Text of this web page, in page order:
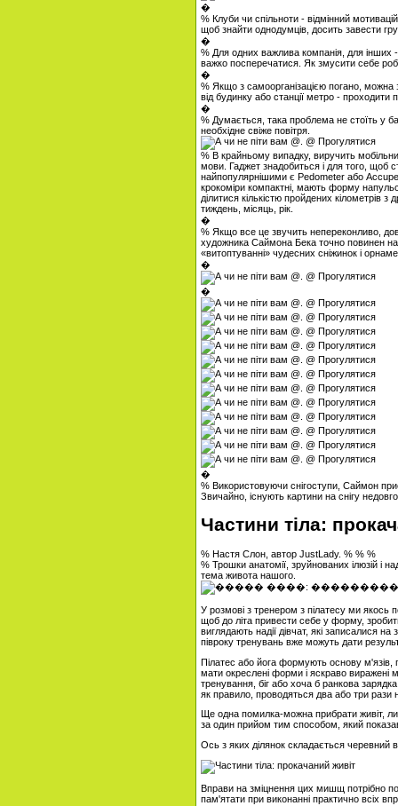
�
% Клуби чи спільноти - відмінний
щоб знайти однодумців, досить завести
�
% Для одних важлива компанія, для
важко посперечатися. Як змусити себе
�
% Якщо з самоорганізацією погано, можна
від будинку або станції метро - проходити
�
% Думається, така проблема не стоїть у
необхідне свіже повітря.
% В крайньому випадку, виручить
мови. Гаджет знадобиться і для того, щоб
найпопулярнішими є Pedometer або
крокоміри компактні, мають форму
ділитися кількістю пройдених кілометрів
тиждень, місяць, рік.
�
% Якщо все це звучить непереконливо,
художника Саймона Бека точно повинен
«витоптуванні» чудесних сніжинок і
�
�
�
% Використовуючи снігоступи, Саймон
Звичайно, існують картини на снігу
Частини тіла:
% Настя Слон, автор JustLady. % % %
% Трошки анатомії, зруйнованих ілюзій і
тема живота нашого.
У розмові з тренером з пілатесу ми якось
щоб до літа привести себе у форму,
виглядають надії дівчат, які записалися
півроку тренувань вже можуть дати
Пілатес або йога формують основу м'язів,
мати окреслені форми і яскраво виражені
тренування, біг або хоча б ранкова
як правило, проводяться два або три рази
Ще одна помилка-можна прибрати живіт,
за один прийом тим способом, який
Ось з яких ділянок складається черевний
Вправи на зміцнення цих мишщ потрібно
пам'ятати при виконанні практично всіх